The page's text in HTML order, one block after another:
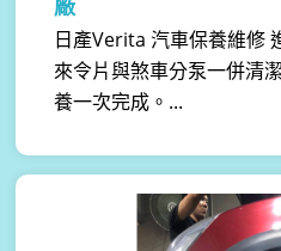
廠
日產Verita 汽車保養維修
來令片與煞車分泵一併清
養一次完成。...